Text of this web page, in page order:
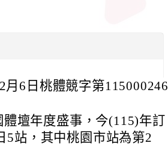
6日桃體競字第115000246
體壇年度盛事，今(115)年訂
5站，其中桃園市站為第2